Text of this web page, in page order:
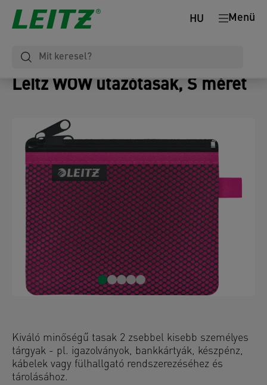
Menü
HU
Leitz WOW utazótasak, S méret
Kiváló minőségű tasak 2 zsebbel kisebb személyes
tárgyak - pl. igazolványok, bankkártyák, készpénz,
kábelek vagy fülhallgató rendszerezéséhez és
tárolásához.